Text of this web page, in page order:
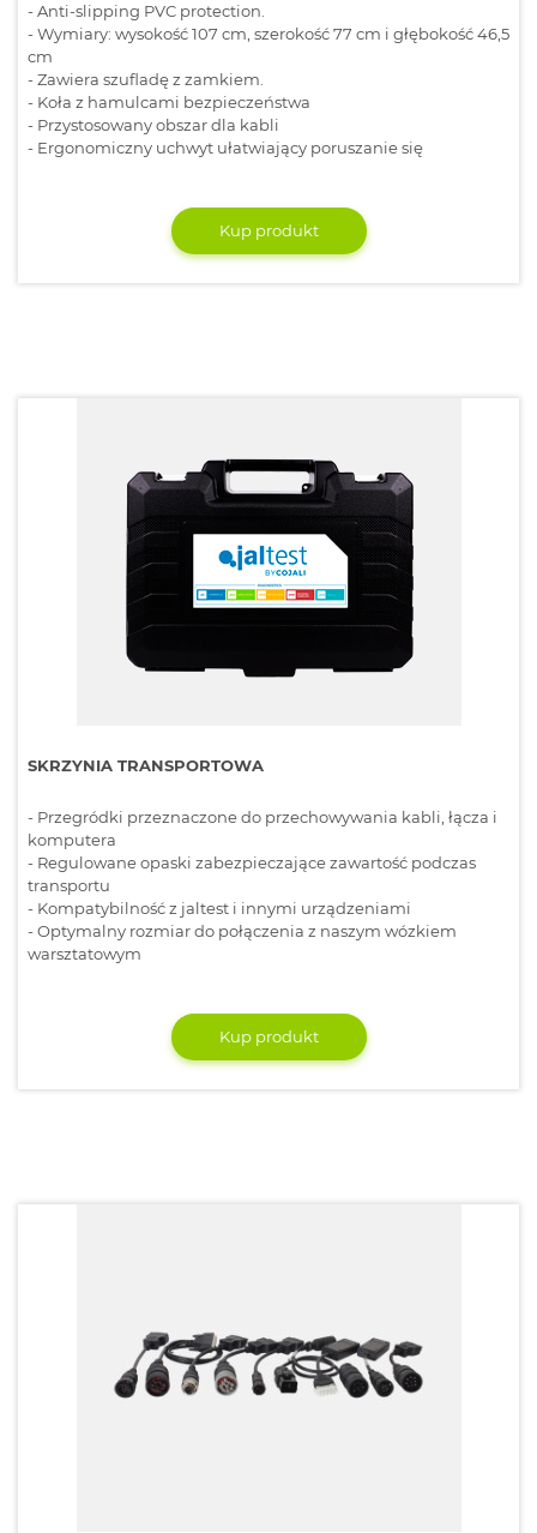
- Anti-slipping PVC protection.
- Wymiary: wysokość 107 cm, szerokość 77 cm i głębokość 46,5
cm
- Zawiera szufladę z zamkiem.
- Koła z hamulcami bezpieczeństwa
- Przystosowany obszar dla kabli
- Ergonomiczny uchwyt ułatwiający poruszanie się
Kup produkt
SKRZYNIA TRANSPORTOWA
- Przegródki przeznaczone do przechowywania kabli, łącza i
komputera
- Regulowane opaski zabezpieczające zawartość podczas
transportu
- Kompatybilność z jaltest i innymi urządzeniami
- Optymalny rozmiar do połączenia z naszym wózkiem
warsztatowym
Kup produkt